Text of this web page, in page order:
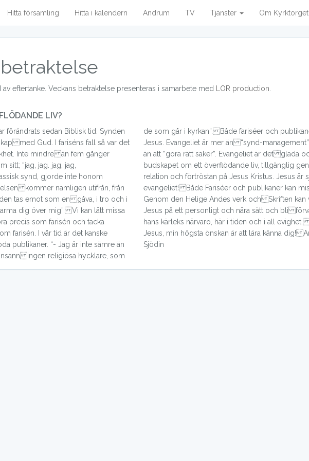
Hitta församling Hitta i kalendern Andrum TV Tjänster Om Kyrktorget
eftertanke. Veckans betraktelse presenteras i samarbete med LOR production
LIV?
sedan Biblisk tid. Synden
med Gud. I fariséns fall så var det
Inte mindre än fem gånger
sitt; “jag, jag. jag, jag,
synd, gjorde inte honom
kommer nämligen utifrån, från
dig över mig”. Vi kan lätt missa
precis som farisén och tacka
farisén. I vår tid är det kanske
publikaner. “- Jag är inte sämre än
ingen religiösa hycklare, som
fariséer och publikaner behöver
än “synd-management” och är mer
är det glada och hoppfulla
tillgänglig genom en nära
Jesus Kristus. Jesus är själva
och publikaner kan missa det.
och nära sätt och bli förvandlade av
i tiden och i all evighet. Bön:
är att lära känna dig! Anders-Petter
Sjödin